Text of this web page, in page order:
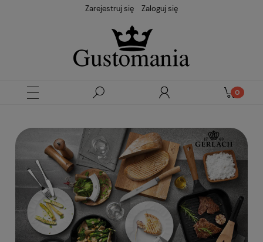
Zarejestruj się Zaloguj się